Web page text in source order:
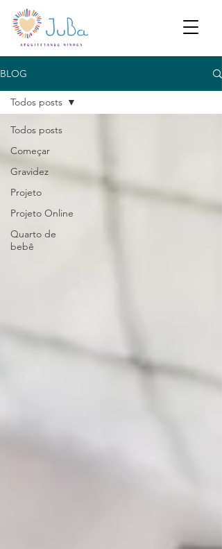
BLOG
Todos posts
Começar
Gravidez
Projeto
Projeto Online
Quarto de
bebê
Todos posts